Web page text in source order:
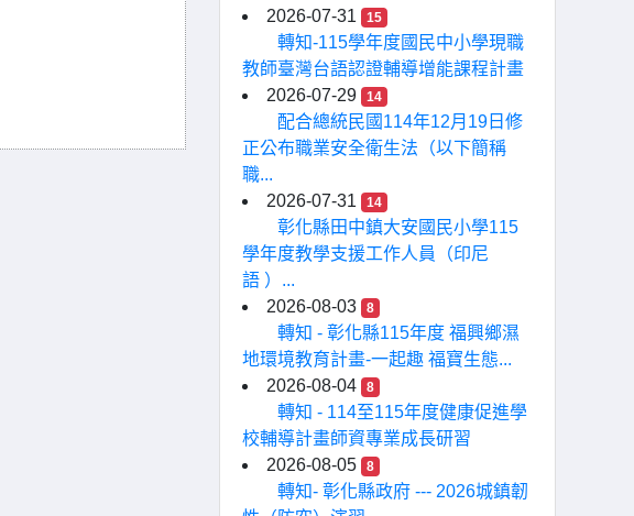
2026-07-31
15
轉知-115學年度國民中小學現職
教師臺灣台語認證輔導增能課程計畫
2026-07-29
14
配合總統民國114年12月19日修
正公布職業安全衛生法（以下簡稱
職...
2026-07-31
14
彰化縣田中鎮大安國民小學115
學年度教學支援工作人員（印尼
語 ）...
2026-08-03
8
轉知 - 彰化縣115年度 福興鄉濕
地環境教育計畫-一起趣 福寶生態...
2026-08-04
8
轉知 - 114至115年度健康促進學
校輔導計畫師資專業成長研習
2026-08-05
8
轉知- 彰化縣政府 --- 2026城鎮韌